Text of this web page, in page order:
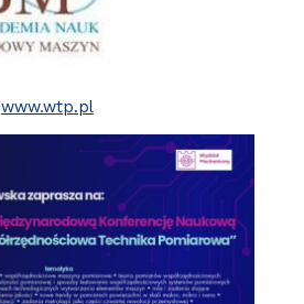
www.wtp.pl